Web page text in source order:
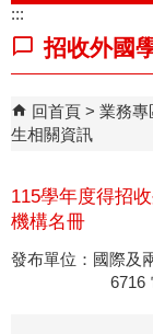
:::
招收外國
回首頁 業務專
生相關資訊
115學年度得招
機構名冊
發布單位：國際及
6716